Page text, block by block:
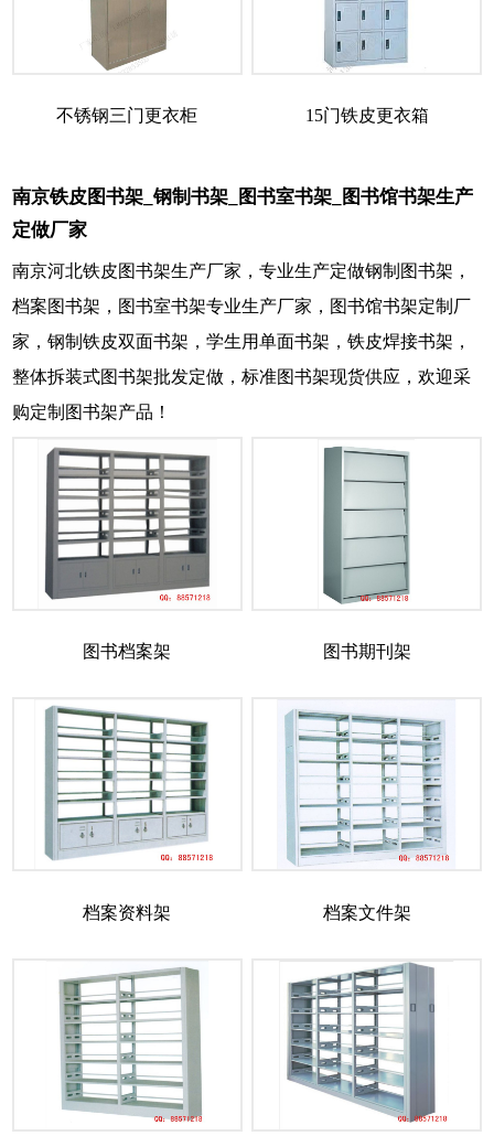
不锈钢三门更衣柜 15门铁皮更衣箱
南京铁皮图书架_钢制书架_图书室书架_图书馆书架生产
定做厂家
南京河北铁皮图书架生产厂家，专业生产定做钢制图书架，
档案图书架，图书室书架专业生产厂家，图书馆书架定制厂
家，钢制铁皮双面书架，学生用单面书架，铁皮焊接书架，
整体拆装式图书架批发定做，标准图书架现货供应，欢迎采
购定制图书架产品！
图书档案架 图书期刊架
档案资料架 档案文件架